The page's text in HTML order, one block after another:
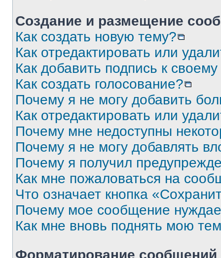
Создание и размещение
Как создать новую тему?
Как отредактировать или
Как добавить подпись к
Как создать голосование?
Почему я не могу добавить
Как отредактировать или
Почему мне недоступны
Почему я не могу добавлять
Почему я получил
Как мне пожаловаться на
Что означает кнопка
Почему мое сообщение
Как мне вновь поднять мою
Форматирование